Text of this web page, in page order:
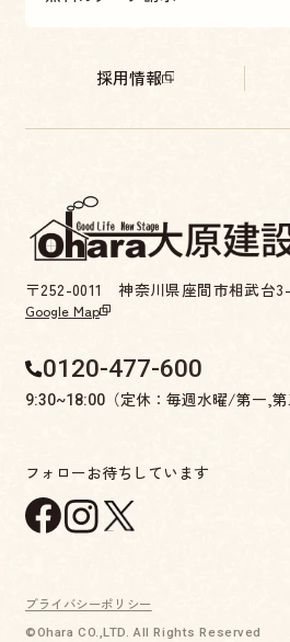
採用情報
〒252-0011 神奈川県座間市相武台
Google Map
0120-477-600
9:30~18:00（定休：毎週水曜/第一,第
フォローお待ちしています
プライバシーポリシー
©Ohara CO.,LTD. All Rights Reserved